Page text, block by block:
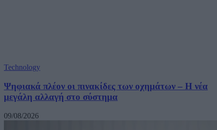
Technology
Ψηφιακά πλέον οι πινακίδες των οχημάτων – Η νέα
μεγάλη αλλαγή στο σύστημα
09/08/2026